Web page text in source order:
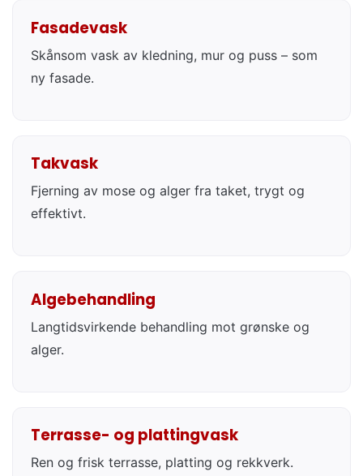
Fasadevask
Skånsom vask av kledning, mur og puss – som
ny fasade.
Takvask
Fjerning av mose og alger fra taket, trygt og
effektivt.
Algebehandling
Langtidsvirkende behandling mot grønske og
alger.
Terrasse- og plattingvask
Ren og frisk terrasse, platting og rekkverk.